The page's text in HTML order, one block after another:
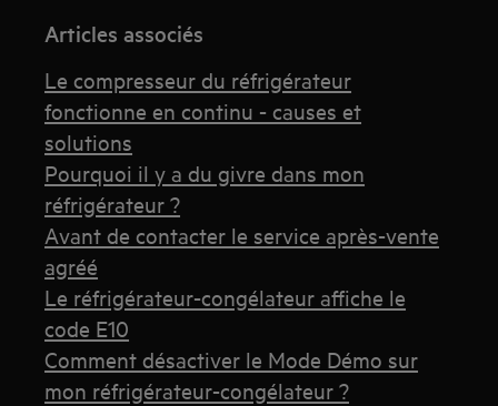
Articles associés
Le compresseur du réfrigérateur
fonctionne en continu - causes et
solutions
Pourquoi il y a du givre dans mon
réfrigérateur ?
Avant de contacter le service après-vente
agréé
Le réfrigérateur-congélateur affiche le
code E10
Comment désactiver le Mode Démo sur
mon réfrigérateur-congélateur ?